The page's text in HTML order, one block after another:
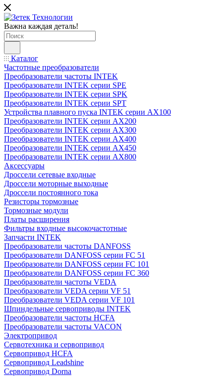
Важна каждая деталь!
Каталог
Частотные преобразователи
Преобразователи частоты INTEK
Преобразователи INTEK серии SPE
Преобразователи INTEK серии SPK
Преобразователи INTEK серии SPT
Устройства плавного пуска INTEK серии AX100
Преобразователи INTEK серии AX200
Преобразователи INTEK серии AX300
Преобразователи INTEK серии AX400
Преобразователи INTEK серии AX450
Преобразователи INTEK серии AX800
Аксессуары
Дроссели сетевые входные
Дроссели моторные выходные
Дроссели постоянного тока
Резисторы тормозные
Тормозные модули
Платы расширения
Фильтры входные высокочастотные
Запчасти INTEK
Преобразователи частоты DANFOSS
Преобразователи DANFOSS серии FC 51
Преобразователи DANFOSS серии FC 101
Преобразователи DANFOSS серии FC 360
Преобразователи частоты VEDA
Преобразователи VEDA серии VF 51
Преобразователи VEDA серии VF 101
Шпиндельные сервоприводы INTEK
Преобразователи частоты HCFA
Преобразователи частоты VACON
Электропривод
Сервотехника и сервопривод
Сервопривод HCFA
Сервопривод Leadshine
Сервопривод Dorna